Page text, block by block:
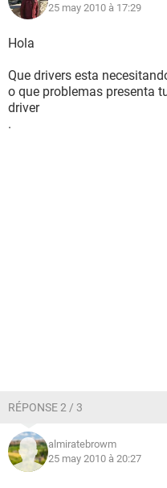
25 may 2010 à 17:29
Hola
Que drivers esta
o que problemas presenta
driver
.
RÉPONSE 2 / 3
almiratebrowm
25 may 2010 à 20:27